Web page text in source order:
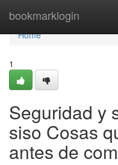
bookmarklogin
Home
Home
1
Seguridad y
siso Cosas
antes de